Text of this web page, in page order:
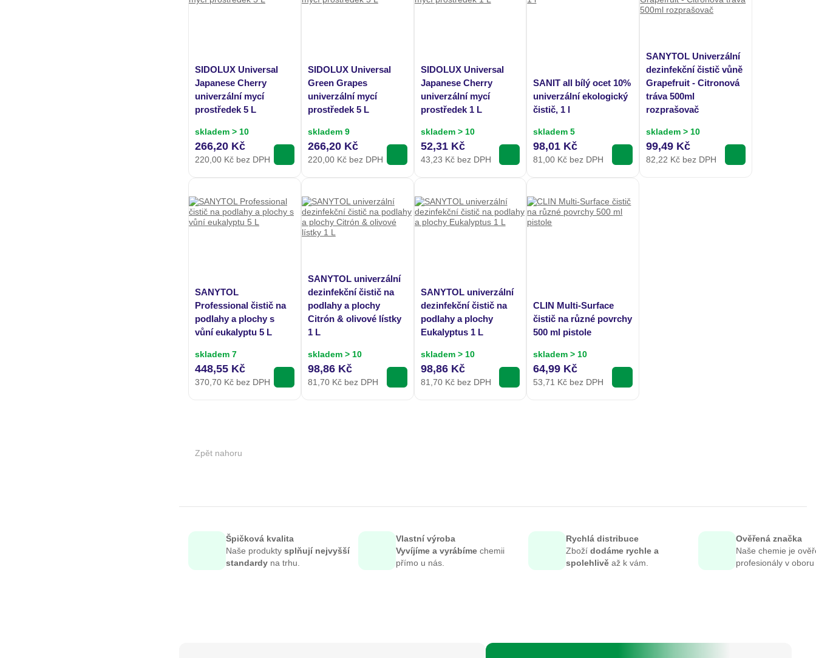
SIDOLUX Universal
Japanese Cherry
univerzální mycí
prostředek 5 L
skladem > 10
266,20 Kč
220,00 Kč bez DPH
SIDOLUX Universal
Green Grapes
univerzální mycí
prostředek 5 L
skladem 9
266,20 Kč
220,00Kč bez DPH
SIDOLUX Universal
Japanese Cherry
univerzální mycí
prostředek 1 L
skladem > 10
52,31 Kč
43,23 Kč bez DPH
SANIT all bílý ocet 10%
univerzální ekologický
čistič, 1 l
skladem 5
98,01 Kč
81,00 Kč bez DPH
SANYTOL Univerzální
dezinfekční čistič vůně
Grapefruit - Citronová
tráva 500ml
rozprašovač
skladem > 10
99,49 Kč
82,22 Kč bez DPH
SANYTOL
Professional čistič na
podlahy a plochy s
vůní eukalyptu 5 L
skladem 7
448,55 Kč
370,70 Kč bez DPH
SANYTOL univerzální
dezinfekční čistič na
podlahy a plochy
Citrón & olivové lístky
1 L
skladem > 10
98,86 Kč
81,70Kč bez DPH
SANYTOL univerzální
dezinfekční čistič na
podlahy a plochy
Eukalyptus 1 L
skladem > 10
98,86 Kč
81,70Kč bez DPH
CLIN Multi-Surface
čistič na různé povrchy
500 ml pistole
skladem > 10
64,99 Kč
53,71 Kč bez DPH
Zpět nahoru
Špičková kvalita
Naše produkty splňují nejvyšší
standardy na trhu.
Vlastní výroba
Vyvíjíme a vyrábíme chemii
přímo u nás.
Rychlá distribuce
Zboží dodáme rychle a
spolehlivě až k vám.
Ověřená značka
Naše chemie je
profesionály v oboru